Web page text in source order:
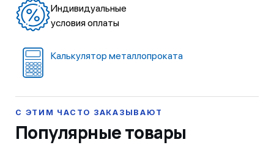
Индивидуальные
условия оплаты
Калькулятор металлопроката
Популярные товары